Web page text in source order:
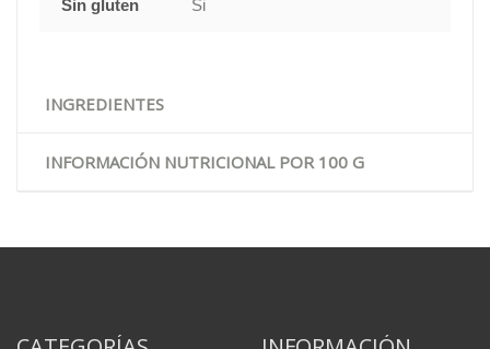
Sin gluten Si
INGREDIENTES
INFORMACIÓN NUTRICIONAL POR 100 G